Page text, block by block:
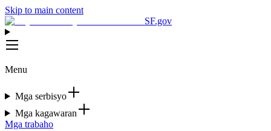
Skip to main content
SF.gov
Menu
Mga serbisyo
Mga kagawaran
Mga trabaho